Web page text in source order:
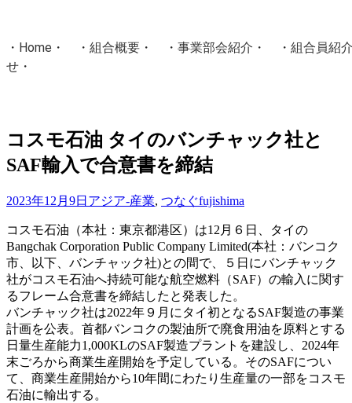
・ Home ・ ・ 組合概要 ・ ・ 事業部会紹介 ・ ・ 組合員紹
せ ・
国土交通省・経済産業省・農林水産省・厚生労働省 認可
コスモ石油 タイのバンチャック社と
SAF輸入で合意書を締結
2023年12月9日 アジア-産業, つなぐfujishima
コスモ石油（本社：東京都港区）は12月６日、タイの
Bangchak Corporation Public Company Limited(本社：バンコク
市、以下、バンチャック社)との間で、５日にバンチャック
社がコスモ石油へ持続可能な航空燃料（SAF）の輸入に関す
るフレーム合意書を締結したと発表した。
バンチャック社は2022年９月にタイ初となるSAF製造の事業
計画を公表。首都バンコクの製油所で廃食用油を原料とする
日量生産能力1,000KLのSAF製造プラントを建設し、2024年
末ごろから商業生産開始を予定している。そのSAFについ
て、商業生産開始から10年間にわたり生産量の一部をコスモ
石油に輸出する。